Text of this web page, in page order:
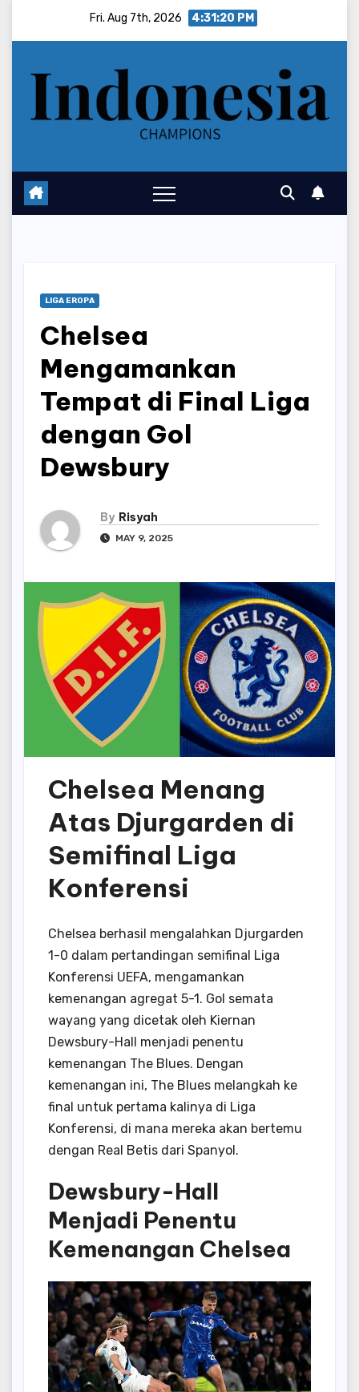
Fri. Aug 7th, 2026 4:31:20 PM
LIGA EROPA
Chelsea
Mengamankan
Tempat di Final Liga
dengan Gol
Dewsbury
By Risyah
MAY 9, 2025
Chelsea Menang
Atas Djurgarden di
Semifinal Liga
Konferensi
Chelsea berhasil mengalahkan Djurgarden
1-0 dalam pertandingan semifinal Liga
Konferensi UEFA, mengamankan
kemenangan agregat 5-1. Gol semata
wayang yang dicetak oleh Kiernan
Dewsbury-Hall menjadi penentu
kemenangan The Blues. Dengan
kemenangan ini, The Blues melangkah ke
final untuk pertama kalinya di Liga
Konferensi, di mana mereka akan bertemu
dengan Real Betis dari Spanyol.
Dewsbury-Hall
Menjadi Penentu
Kemenangan Chelsea